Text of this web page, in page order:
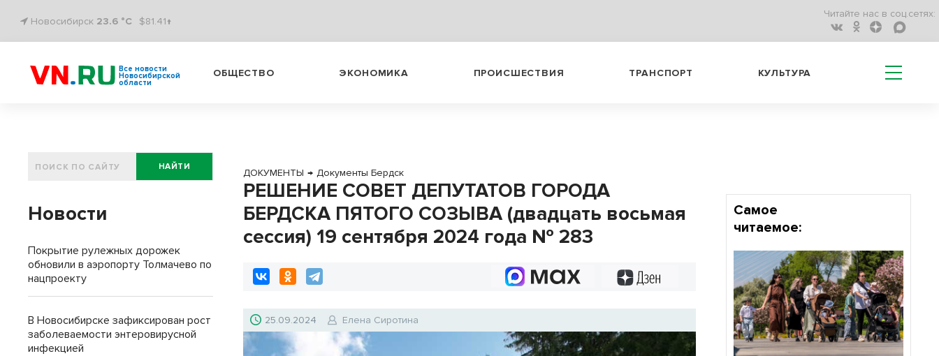
Новосибирск 23.6 °C $81.41↑
Читайте нас в соц.сетях:
Все новости
Новосибирской
области
ОБЩЕСТВО ЭКОНОМИКА ПРОИСШЕСТВИЯ ТРАНСПОРТ КУЛЬТУРА
ДОКУМЕНТЫ → Документы Бердск
РЕШЕНИЕ СОВЕТ ДЕПУТАТОВ ГОРОДА
БЕРДСКА ПЯТОГО СОЗЫВА (двадцать восьмая
сессия) 19 сентября 2024 года № 283
25.09.2024 Елена Сиротина
НАЙТИ
Новости
Покрытие рулежных дорожек
обновили в аэропорту Толмачево по
нацпроекту
В Новосибирске зафиксирован рост
заболеваемости энтеровирусной
инфекцией
Самое
читаемое: